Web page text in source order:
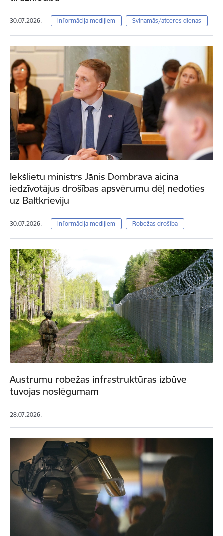
30.07.2026. Informācija medijiem Svinamās/atceres dienas
Iekšlietu ministrs Jānis Dombrava aicina
iedzīvotājus drošības apsvērumu dēļ nedoties
uz Baltkrieviju
30.07.2026. Informācija medijiem Robežas drošība
Austrumu robežas infrastruktūras izbūve
tuvojas noslēgumam
28.07.2026.